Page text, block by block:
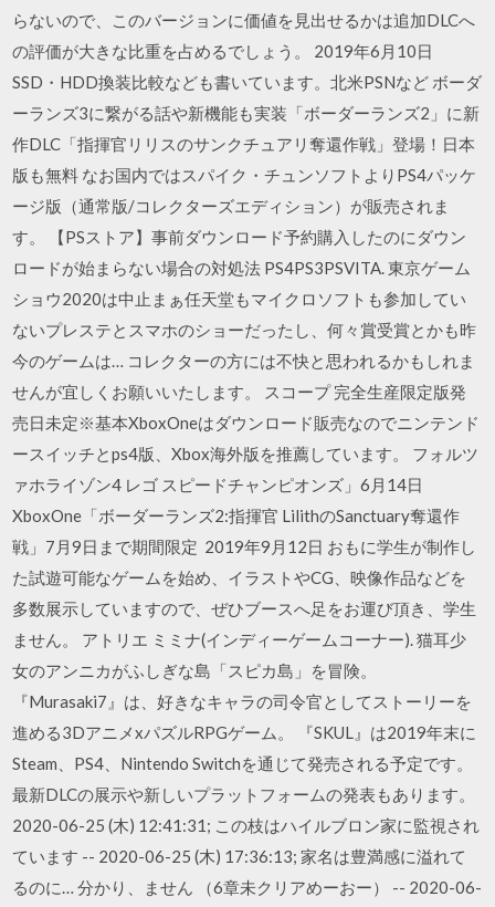
らないので、このバージョンに価値を見出せるかは追加DLCへ
の評価が大きな比重を占めるでしょう。 2019年6月10日
SSD・HDD換装比較なども書いています。北米PSNなど ボーダ
ーランズ3に繋がる話や新機能も実装「ボーダーランズ2」に新
作DLC「指揮官リリスのサンクチュアリ奪還作戦」登場！日本
版も無料 なお国内ではスパイク・チュンソフトよりPS4パッケ
ージ版（通常版/コレクターズエディション）が販売されま
す。 【PSストア】事前ダウンロード予約購入したのにダウン
ロードが始まらない場合の対処法 PS4PS3PSVITA. 東京ゲーム
ショウ2020は中止まぁ任天堂もマイクロソフトも参加してい
ないプレステとスマホのショーだったし、何々賞受賞とかも昨
今のゲームは… コレクターの方には不快と思われるかもしれま
せんが宜しくお願いいたします。 スコープ 完全生産限定版発
売日未定※基本XboxOneはダウンロード販売なのでニンテンド
ースイッチとps4版、Xbox海外版を推薦しています。 フォルツ
ァホライゾン4 レゴ スピードチャンピオンズ」6月14日
XboxOne「ボーダーランズ2:指揮官 LilithのSanctuary奪還作
戦」7月9日まで期間限定 2019年9月12日 おもに学生が制作し
た試遊可能なゲームを始め、イラストやCG、映像作品などを
多数展示していますので、ぜひブースへ足をお運び頂き、学生
ません。 アトリエ ミミナ(インディーゲームコーナー). 猫耳少
女のアンニカがふしぎな島「スピカ島」を冒険。
『Murasaki7』は、好きなキャラの司令官としてストーリーを
進める3DアニメxパズルRPGゲーム。 『SKUL』は2019年末に
Steam、PS4、Nintendo Switchを通じて発売される予定です。
最新DLCの展示や新しいプラットフォームの発表もあります。
2020-06-25 (木) 12:41:31; この枝はハイルブロン家に監視され
ています -- 2020-06-25 (木) 17:36:13; 家名は豊満感に溢れて
るのに… 分かり、ません （6章未クリアめーおー） -- 2020-06-